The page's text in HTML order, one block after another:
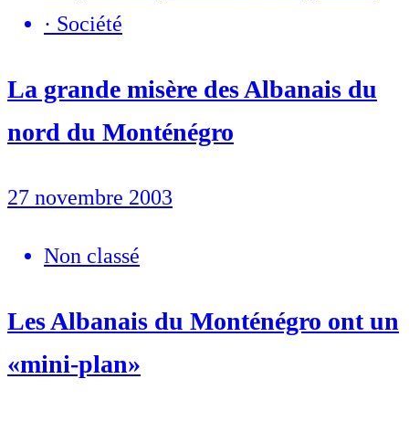
· Société
La grande misère des Albanais du
nord du Monténégro
27 novembre 2003
Non classé
Les Albanais du Monténégro ont un
«mini-plan»